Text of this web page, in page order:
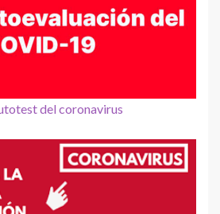
del coronavirus